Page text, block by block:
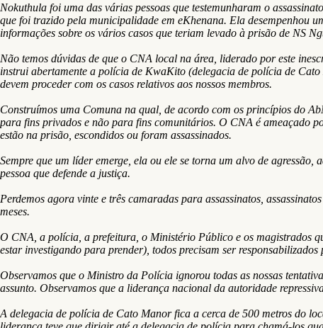
Nokuthula foi uma das várias pessoas que testemunharam o
que foi trazido pela municipalidade em eKhenana. Ela desempenhou
informações sobre os vários casos que teriam levado à prisão de NS
Não temos dúvidas de que o CNA local na área, liderado por este
instrui abertamente a polícia de KwaKito (delegacia de polícia de
devem proceder com os casos relativos aos nossos membros.
Construímos uma Comuna na qual, de acordo com os princípios do
para fins privados e não para fins comunitários. O CNA é ameaçado
estão na prisão, escondidos ou foram assassinados.
Sempre que um líder emerge, ela ou ele se torna um alvo de
pessoa que defende a justiça.
Perdemos agora vinte e três camaradas para assassinatos,
meses.
O CNA, a polícia, a prefeitura, o Ministério Público e os magistrados
estar investigando para prender), todos precisam ser
Observamos que o Ministro da Polícia ignorou todas as nossas
assunto. Observamos que a liderança nacional da autoridade
A delegacia de polícia de Cato Manor fica a cerca de 500 metros do